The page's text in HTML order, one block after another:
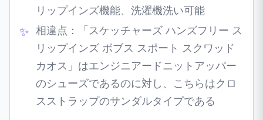
リップインズ機能、洗濯機洗い可能
相違点：「スケッチャーズ ハンズフリー ス
リップインズ ボブス スポート スクワッド
カオス」はエンジニアードニットアッパー
のシューズであるのに対し、こちらはクロ
スストラップのサンダルタイプである